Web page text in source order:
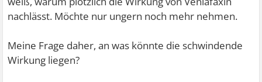
nachlässt. Möchte nur ungern noch mehr nehmen.
Meine Frage daher, an was könnte die schwindende
Wirkung liegen?